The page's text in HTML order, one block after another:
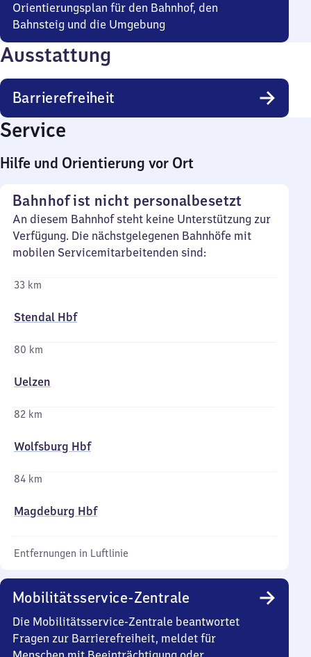
Orientierungsplan für den Bahnhof, den
Bahnsteig und die Umgebung
Ausstattung
Barrierefreiheit
Service
Hilfe und Orientierung vor Ort
Bahnhof ist nicht personalbesetzt
An diesem Bahnhof steht keine Unterstützung zur
Verfügung. Die nächstgelegenen Bahnhöfe mit
mobilen Servicemitarbeitenden sind:
33 km
Stendal Hbf
80 km
Uelzen
82 km
Wolfsburg Hbf
84 km
Magdeburg Hbf
Entfernungen in Luftlinie
Mobilitätsservice-Zentrale
Die Mobilitätsservice-Zentrale beantwortet
Fragen zur Barrierefreiheit, meldet für